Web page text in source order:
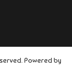
Powered by